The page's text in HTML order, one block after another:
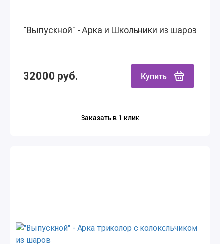
"Выпускной" - Арка и Школьники из шаров
32000 руб. Купить
Заказать в 1 клик